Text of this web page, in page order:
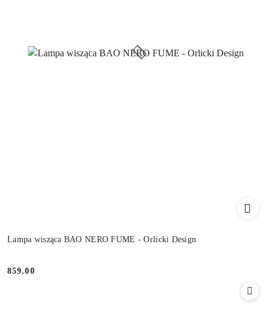
Lampa wisząca BAO NERO FUME - Orlicki Design
Cena:
859.00